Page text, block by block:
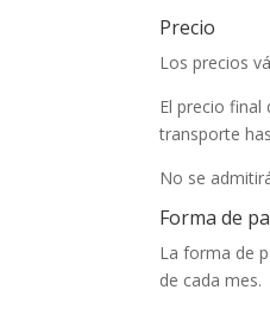
Precio
Los precios
El precio
transporte
No se
Forma de
La forma de
de cada mes.